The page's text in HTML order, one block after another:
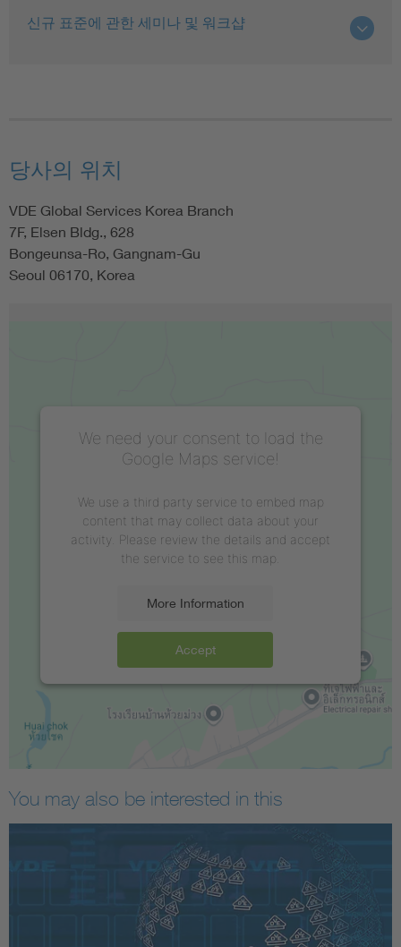
신규 표준에 관한 세미나 및 워크샵
당사의 위치
VDE Global Services Korea Branch
7F, Elsen Bldg., 628
Bongeunsa-Ro, Gangnam-Gu
Seoul 06170, Korea
We need your consent to load the
Google Maps service!
We use a third party service to embed map
content that may collect data about your
activity. Please review the details and accept
the service to see this map.
More Information
Accept
You may also be interested in this